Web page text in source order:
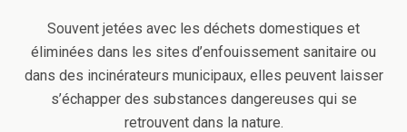
Souvent jetées avec les déchets domestiques et
éliminées dans les sites d’enfouissement sanitaire ou
dans des incinérateurs municipaux, elles peuvent laisser
s’échapper des substances dangereuses qui se
retrouvent dans la nature.